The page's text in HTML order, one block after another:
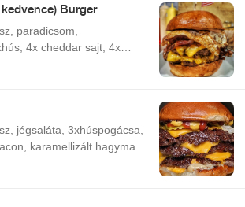
Burger
paradicsom,
4x cheddar sajt, 4x
jégsaláta, 3xhúspogácsa,
karamellizált hagyma